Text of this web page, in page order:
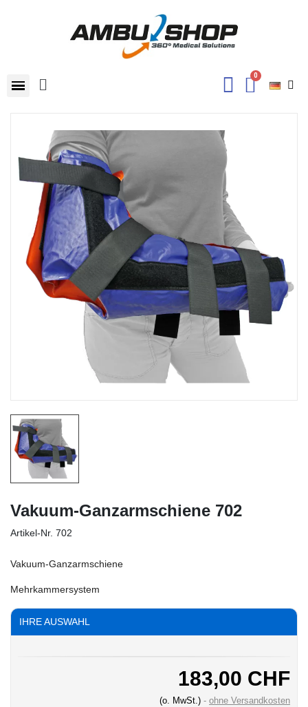
Vakuum-Ganzarmschiene 702
Artikel-Nr. 702
Vakuum-Ganzarmschiene
Mehrkammersystem
IHRE AUSWAHL
183,00 CHF
(o. MwSt.)
ohne Versandkosten